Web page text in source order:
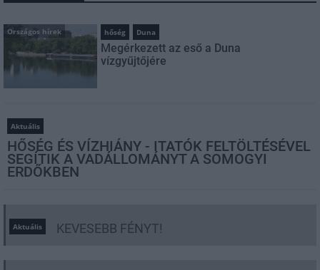
Országos hírek hőség Duna
Megérkezett az eső a Duna
vízgyűjtőjére
Aktuális
HŐSÉG ÉS VÍZHIÁNY - ITATÓK FELTÖLTÉSÉVEL
SEGÍTIK A VADÁLLOMÁNYT A SOMOGYI
ERDŐKBEN
Aktuális KEVESEBB FÉNYT!